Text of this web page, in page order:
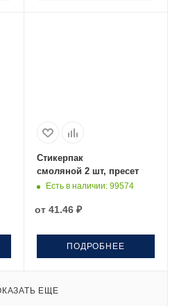
Стикерпак
смоляной 2 шт, пресет
Есть в наличии: 99574
от 41.46 ₽
ПОДРОБНЕЕ
ЕЩЕ